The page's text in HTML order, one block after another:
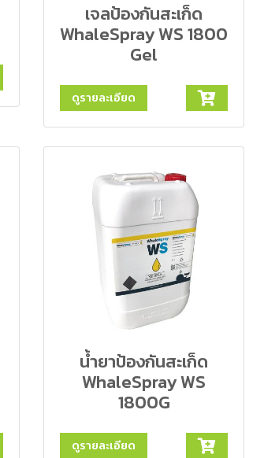
เจลป้องกันสะเก็ด
WhaleSpray WS 1800
Gel
ดูรายละเอียด
น้ำยาป้องกันสะเก็ด
WhaleSpray WS
1800G
ดูรายละเอียด